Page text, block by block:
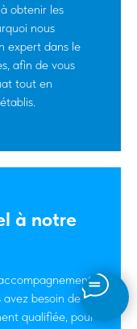
obtenir les
nous
expert dans le
afin de vous
tout en
à notre
besoin de
qualifiée, pour